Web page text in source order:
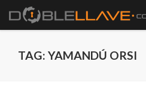
TAG: YAMANDÚ ORSI